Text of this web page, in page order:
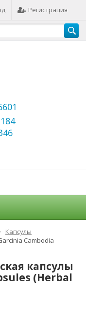
Регистрация
Капсулы
Cambodia
капсулы
(Herbal